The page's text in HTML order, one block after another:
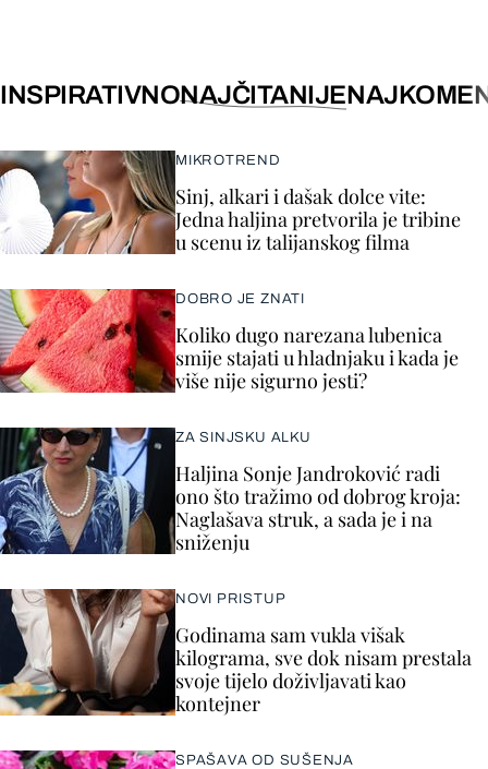
INSPIRATIVNONAJČITANIJE
MIKROTREND
Sinj, alkari i dašak dolce vite:
Jedna haljina pretvorila je tribine
u scenu iz talijanskog filma
DOBRO JE ZNATI
Koliko dugo narezana lubenica
smije stajati u hladnjaku i kada je
više nije sigurno jesti?
ZA SINJSKU ALKU
Haljina Sonje Jandroković radi
ono što tražimo od dobrog kroja:
Naglašava struk, a sada je i na
sniženju
NOVI PRISTUP
Godinama sam vukla višak
kilograma, sve dok nisam prestala
svoje tijelo doživljavati kao
kontejner
SPAŠAVA OD SUŠENJA